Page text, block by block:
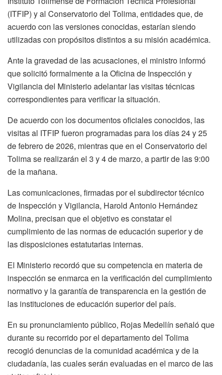
(ITFIP) y al Conservatorio del Tolima, entidades que, de
acuerdo con las versiones conocidas, estarían siendo
utilizadas con propósitos distintos a su misión académica.
Ante la gravedad de las acusaciones, el ministro informó
que solicitó formalmente a la Oficina de Inspección y
Vigilancia del Ministerio adelantar las visitas técnicas
correspondientes para verificar la situación.
De acuerdo con los documentos oficiales conocidos, las
visitas al ITFIP fueron programadas para los días 24 y 25
de febrero de 2026, mientras que en el Conservatorio del
Tolima se realizarán el 3 y 4 de marzo, a partir de las 9:00
de la mañana.
Las comunicaciones, firmadas por el subdirector técnico
de Inspección y Vigilancia, Harold Antonio Hernández
Molina, precisan que el objetivo es constatar el
cumplimiento de las normas de educación superior y de
las disposiciones estatutarias internas.
El Ministerio recordó que su competencia en materia de
inspección se enmarca en la verificación del cumplimiento
normativo y la garantía de transparencia en la gestión de
las instituciones de educación superior del país.
En su pronunciamiento público, Rojas Medellín señaló que
durante su recorrido por el departamento del Tolima
recogió denuncias de la comunidad académica y de la
ciudadanía, las cuales serán evaluadas en el marco de las